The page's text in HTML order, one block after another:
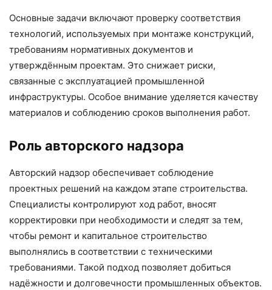
Основные задачи включают проверку соответствия
технологий, используемых при монтаже конструкций,
требованиям нормативных документов и
утверждённым проектам. Это снижает риски,
связанные с эксплуатацией промышленной
инфраструктуры. Особое внимание уделяется качеству
материалов и соблюдению сроков выполнения работ.
Роль авторского надзора
Авторский надзор обеспечивает соблюдение
проектных решений на каждом этапе строительства.
Специалисты контролируют ход работ, вносят
корректировки при необходимости и следят за тем,
чтобы ремонт и капитальное строительство
выполнялись в соответствии с техническими
требованиями. Такой подход позволяет добиться
надёжности и долговечности промышленных объектов.